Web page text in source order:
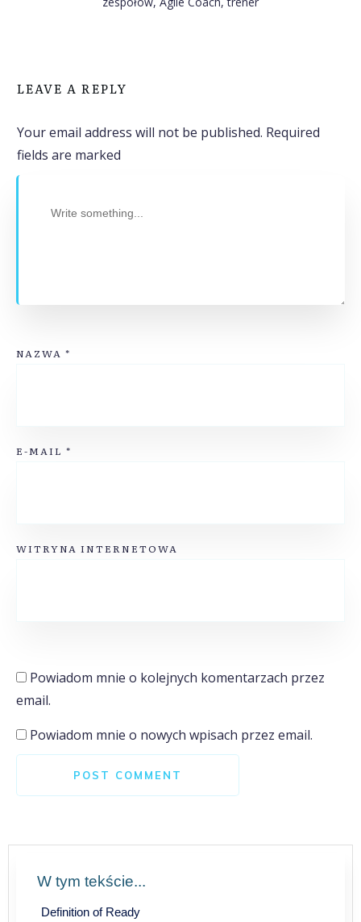
LEAVE A REPLY
Your email address will not be published. Required
fields are marked
NAZWA *
E-MAIL *
WITRYNA INTERNETOWA
Powiadom mnie o kolejnych komentarzach przez
email.
Powiadom mnie o nowych wpisach przez email.
POST COMMENT
W tym tekście...
Definition of Ready